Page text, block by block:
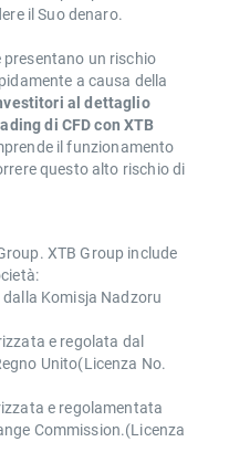
il Suo denaro.
presentano un rischio
a causa della
al dettaglio
di CFD con XTB
il funzionamento
questo alto rischio di
XTB Group include
Komisja Nadzoru
e regolata dal
Unito(Licenza No.
e regolamentata
Commission.(Licenza